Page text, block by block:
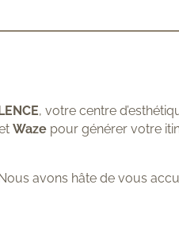
, votre centre
Wazepour générer votre
avons hâte de vous